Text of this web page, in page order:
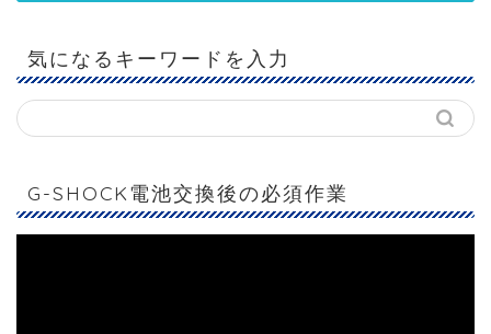
気になるキーワードを入力
G-SHOCK電池交換後の必須作業